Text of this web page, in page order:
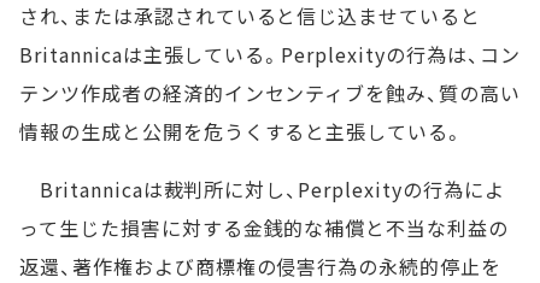
され、または承認されていると信じ込ませていると
Britannicaは主張している。Perplexityの行為は、コン
テンツ作成者の経済的インセンティブを蝕み、質の高い
情報の生成と公開を危うくすると主張している。
Britannicaは裁判所に対し、Perplexityの行為によ
って生じた損害に対する金銭的な補償と不当な利益の
返還、著作権および商標権の侵害行為の永続的停止を